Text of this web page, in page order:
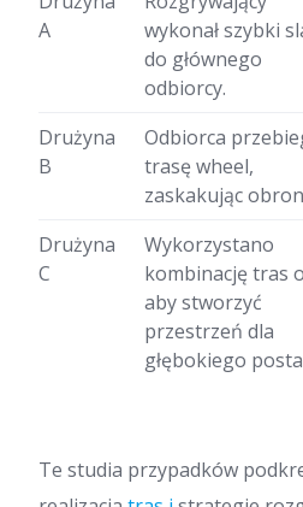
A
wykonał szybki
do głównego
odbiorcy.
Drużyna
B
Odbiorca
trasę wheel,
zaskakując
Drużyna
C
Wykorzystano
kombinację tras
aby stworzyć
przestrzeń dla
głębokiego
Te studia przypadków